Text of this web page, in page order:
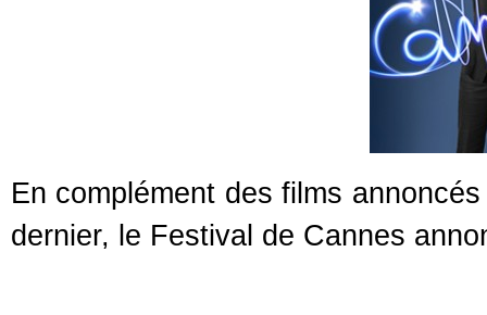
En complément des films
dernier, le Festival de Cannes